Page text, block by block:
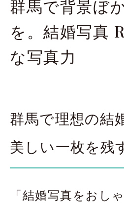
群馬で背景ぼ
を。結婚写真
な写真力
群馬で理想の結
美しい一枚を残
「結婚写真をおし